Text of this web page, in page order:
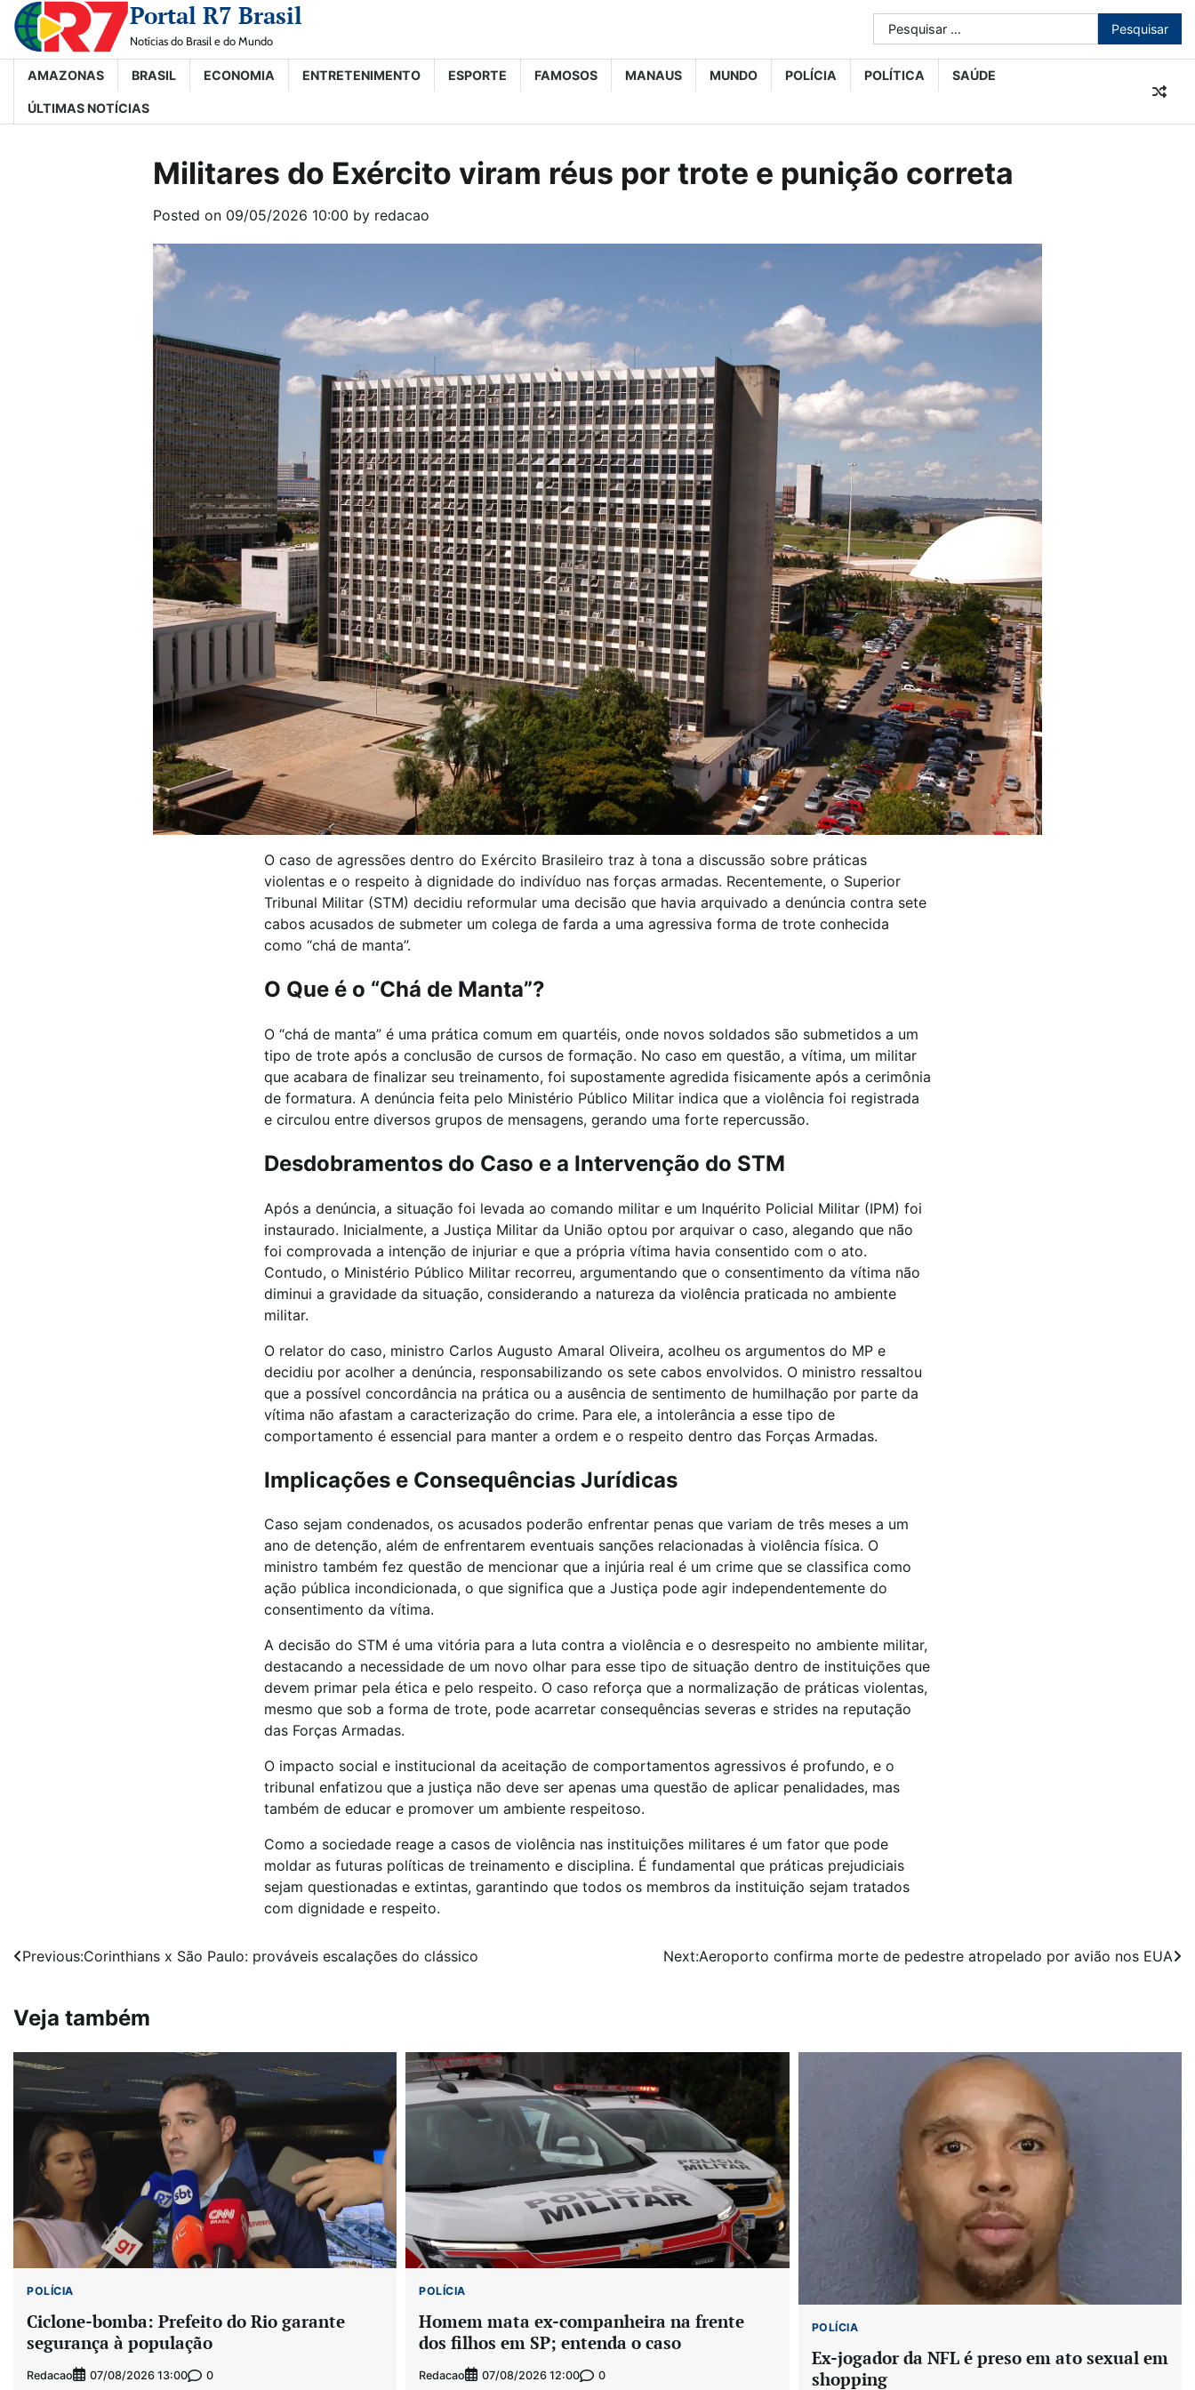
Skip
content
Portal R7 Brasil
Notícias do Brasil e do Mundo
Pesquisar
por:
AMAZONAS BRASIL ECONOMIA ENTRETENIMENTO ESPORTE FAMOSOS MANAUS MUNDO POLÍCIA POLÍTICA SAÚDE
ÚLTIMAS NOTÍCIAS
Militares do Exército viram réus por trote e punição correta
Posted on 09/05/2026 10:00 by redacao
O caso de agressões dentro do Exército Brasileiro traz à tona a discussão sobre práticas
violentas e o respeito à dignidade do indivíduo nas forças armadas. Recentemente, o Superior
Tribunal Militar (STM) decidiu reformular uma decisão que havia arquivado a denúncia contra sete
cabos acusados de submeter um colega de farda a uma agressiva forma de trote conhecida
como “chá de manta”.
O Que é o “Chá de Manta”?
O “chá de manta” é uma prática comum em quartéis, onde novos soldados são submetidos a um
tipo de trote após a conclusão de cursos de formação. No caso em questão, a vítima, um militar
que acabara de finalizar seu treinamento, foi supostamente agredida fisicamente após a cerimônia
de formatura. A denúncia feita pelo Ministério Público Militar indica que a violência foi registrada
e circulou entre diversos grupos de mensagens, gerando uma forte repercussão.
Desdobramentos do Caso e a Intervenção do STM
Após a denúncia, a situação foi levada ao comando militar e um Inquérito Policial Militar (IPM) foi
instaurado. Inicialmente, a Justiça Militar da União optou por arquivar o caso, alegando que não
foi comprovada a intenção de injuriar e que a própria vítima havia consentido com o ato.
Contudo, o Ministério Público Militar recorreu, argumentando que o consentimento da vítima não
diminui a gravidade da situação, considerando a natureza da violência praticada no ambiente
militar.
O relator do caso, ministro Carlos Augusto Amaral Oliveira, acolheu os argumentos do MP e
decidiu por acolher a denúncia, responsabilizando os sete cabos envolvidos. O ministro ressaltou
que a possível concordância na prática ou a ausência de sentimento de humilhação por parte da
vítima não afastam a caracterização do crime. Para ele, a intolerância a esse tipo de
comportamento é essencial para manter a ordem e o respeito dentro das Forças Armadas.
Implicações e Consequências Jurídicas
Caso sejam condenados, os acusados poderão enfrentar penas que variam de três meses a um
ano de detenção, além de enfrentarem eventuais sanções relacionadas à violência física. O
ministro também fez questão de mencionar que a injúria real é um crime que se classifica como
ação pública incondicionada, o que significa que a Justiça pode agir independentemente do
consentimento da vítima.
A decisão do STM é uma vitória para a luta contra a violência e o desrespeito no ambiente militar,
destacando a necessidade de um novo olhar para esse tipo de situação dentro de instituições que
devem primar pela ética e pelo respeito. O caso reforça que a normalização de práticas violentas,
mesmo que sob a forma de trote, pode acarretar consequências severas e strides na reputação
das Forças Armadas.
O impacto social e institucional da aceitação de comportamentos agressivos é profundo, e o
tribunal enfatizou que a justiça não deve ser apenas uma questão de aplicar penalidades, mas
também de educar e promover um ambiente respeitoso.
Como a sociedade reage a casos de violência nas instituições militares é um fator que pode
moldar as futuras políticas de treinamento e disciplina. É fundamental que práticas prejudiciais
sejam questionadas e extintas, garantindo que todos os membros da instituição sejam tratados
com dignidade e respeito.
Navegação
Post
Previous:Corinthians x São Paulo: prováveis escalações do clássico Next:Aeroporto confirma morte de pedestre atropelado por avião nos EUA
Veja também
POLÍCIA
Ciclone-bomba: Prefeito do Rio garante
segurança à população
Redacao 07/08/2026 13:00 0
POLÍCIA
Homem mata ex-companheira na frente
dos filhos em SP; entenda o caso
Redacao 07/08/2026 12:00 0
POLÍCIA
Ex-jogador da NFL é preso em ato sexual em
shopping